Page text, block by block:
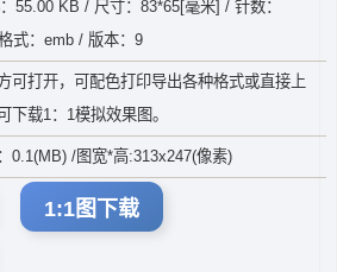
55.00 KB / 尺寸：83*65[毫米] / 针数：
式：emb / 版本：9
可打开，可配色打印导出各种格式或直接上
下载1：1模拟效果图。
0.1(MB) /图宽*高:313x247(像素)
1:1图下载